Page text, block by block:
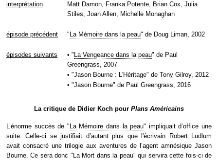
interprétation
Matt Damon, Franka Potente, Brian Cox, Julia
Stiles, Joan Allen, Michelle Monaghan
épisode précédent " La Mémoire dans la peau" de Doug Liman, 2002
épisodes suivants • " La Vengeance dans la peau" de Paul
Greengrass, 2007
• "Jason Bourne : L'Héritage" de Tony Gilroy, 2012
• "Jason Bourne" de Paul Greengrass, 2016
La critique de Didier Koch pour Plans Américains
L’énorme succès de " La Mémoire dans la peau" impliquait d’office une
suite. Celle-ci se justifiait d’autant plus que l'écrivain Robert Ludlum
avait consacré une trilogie aux aventures de l’agent amnésique Jason
Bourne. Ce sera donc "La Mort dans la peau" qui servira cette fois-ci de